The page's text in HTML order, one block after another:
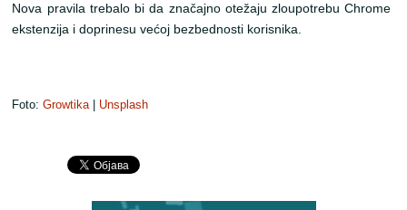
Nova pravila trebalo bi da značajno otežaju zloupotrebu Chrome
ekstenzija i doprinesu većoj bezbednosti korisnika.
Foto:Growtika| Unsplash